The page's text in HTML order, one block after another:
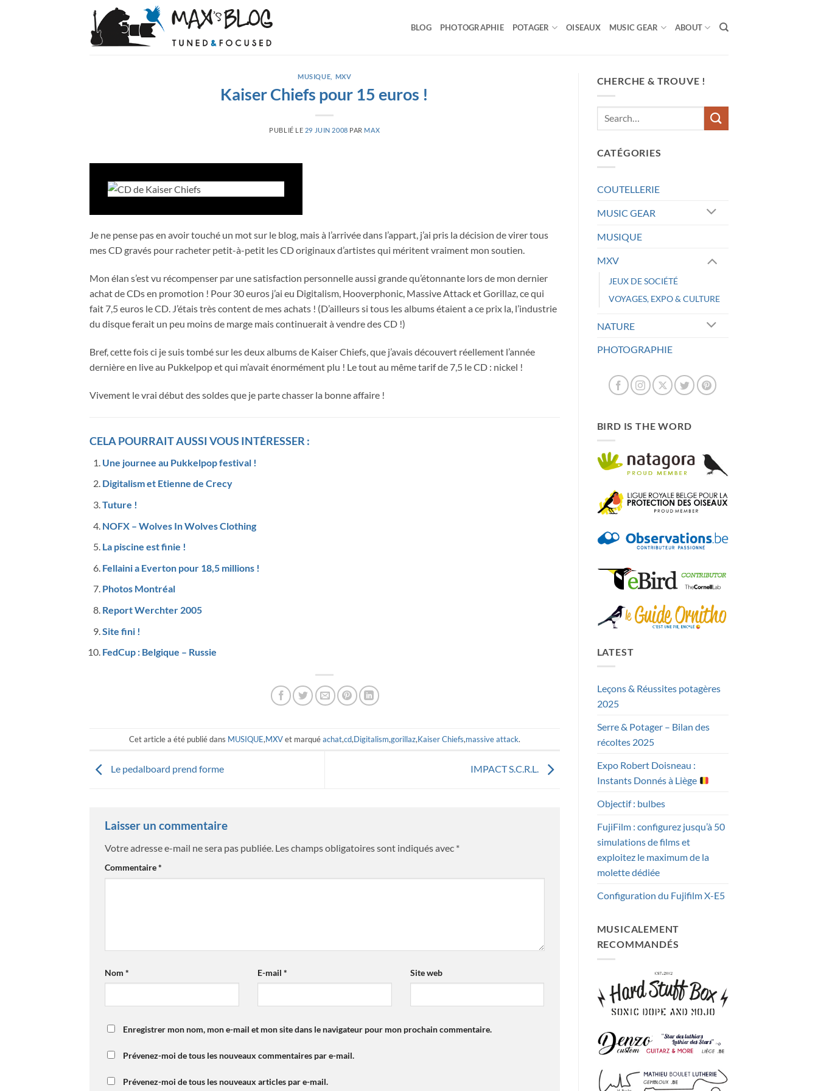
BLOG PHOTOGRAPHIE POTAGER OISEAUX MUSIC GEAR ABOUT
MUSIQUE MXV
Kaiser Chiefs pour 15 euros !
PUBLIÉ LE 29 JUIN 2008 PAR MAX
Je ne pense pas en avoir touché un mot sur le blog, mais à l’arrivée dans l’appart, j’ai pris la décision de virer tous
mes CD gravés pour racheter petit-à-petit les CD originaux d’artistes qui méritent vraiment mon soutien.
Mon élan s’est vu récompenser par une satisfaction personnelle aussi grande qu’étonnante lors de mon dernier
achat de CDs en promotion ! Pour 30 euros j’ai eu Digitalism, Hooverphonic, Massive Attack et Gorillaz, ce qui
fait 7,5 euros le CD. J’étais très content de mes achats ! (D’ailleurs si tous les albums étaient a ce prix la, l’industrie
du disque ferait un peu moins de marge mais continuerait à vendre des CD !)
Bref, cette fois ci je suis tombé sur les deux albums de Kaiser Chiefs, que j’avais découvert réellement l’année
dernière en live au Pukkelpop et qui m’avait énormément plu ! Le tout au même tarif de 7,5 le CD : nickel !
Vivement le vrai début des soldes que je parte chasser la bonne affaire !
CELA POURRAIT AUSSI VOUS INTÉRESSER :
Une journee au Pukkelpop festival !
Digitalism et Etienne de Crecy
Tuture !
NOFX – Wolves In Wolves Clothing
La piscine est finie !
Fellaini a Everton pour 18,5 millions !
Photos Montréal
Report Werchter 2005
Site fini !
FedCup : Belgique – Russie
Cet article a été publié dans MUSIQUE,MXVet marquéachat,cd,Digitalism,gorillaz,Kaiser Chiefs,massive attack.
Le pedalboard prend forme IMPACT S.C.R.L.
Laisser un commentaire
Votre adresse e-mail ne sera pas publiée. Les champs obligatoires sont indiqués avec *
Commentaire*
Nom * E-mail * Site web
Enregistrer mon nom, mon e-mail et mon site dans le navigateur pour mon prochain commentaire.
Prévenez-moi de tous les nouveaux commentaires par e-mail.
Prévenez-moi de tous les nouveaux articles par e-mail.
CHERCHE & TROUVE !
CATÉGORIES
COUTELLERIE
MUSIC GEAR
MUSIQUE
MXV
JEUX DE SOCIÉTÉ
VOYAGES, EXPO & CULTURE
NATURE
PHOTOGRAPHIE
BIRD IS THE WORD
LATEST
Leçons & Réussites potagères
2025
Serre & Potager – Bilan des
récoltes 2025
Expo Robert Doisneau :
Instants Donnés à Liège
Objectif : bulbes
FujiFilm : configurez jusqu’à 50
simulations de films et
exploitez le maximum de la
molette dédiée
Configuration du Fujifilm X-E5
MUSICALEMENT
RECOMMANDÉS